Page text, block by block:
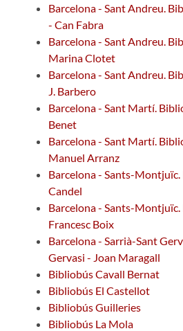
Barcelona - Sant Andreu.
- Can Fabra
Barcelona - Sant Andreu.
Marina Clotet
Barcelona - Sant Andreu.
J. Barbero
Barcelona - Sant Martí.
Benet
Barcelona - Sant Martí.
Manuel Arranz
Barcelona - Sants-
Candel
Barcelona - Sants-
Francesc Boix
Barcelona - Sarrià-Sant
Gervasi - Joan Maragall
Bibliobús Cavall Bernat
Bibliobús El Castellot
Bibliobús Guilleries
Bibliobús La Mola